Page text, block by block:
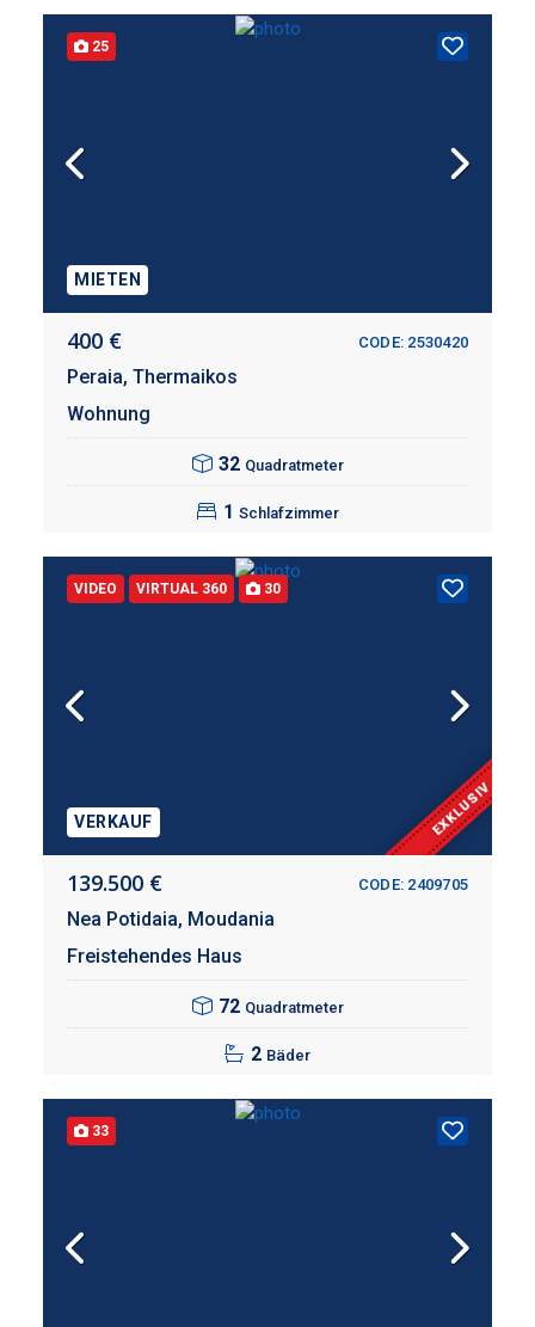
25
MIETEN
400 € CODE: 2530420
Peraia, Thermaikos
Wohnung
32 Quadratmeter
1 Schlafzimmer
VIDEO VIRTUAL 360 30
VERKAUF EXKLUSIV
139.500 € CODE: 2409705
Nea Potidaia, Moudania
Freistehendes Haus
72 Quadratmeter
2 Bäder
33